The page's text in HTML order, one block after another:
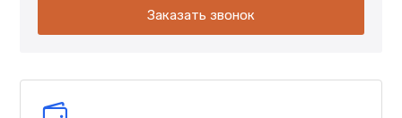
Заказать звонок